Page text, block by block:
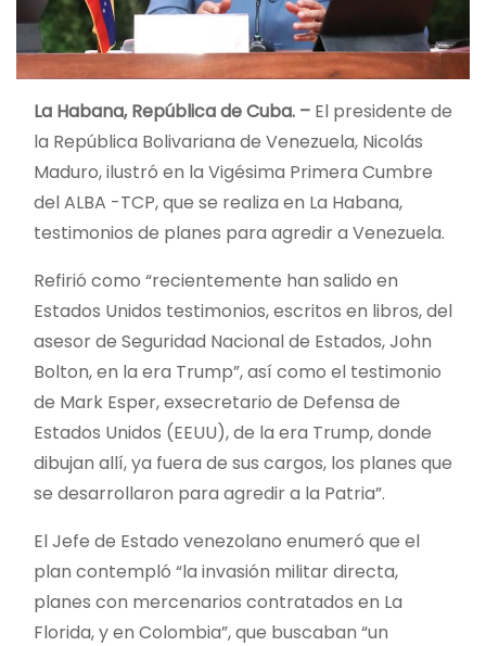
La Habana, República de Cuba. – El presidente de
la República Bolivariana de Venezuela, Nicolás
Maduro, ilustró en la Vigésima Primera Cumbre
del ALBA -TCP, que se realiza en La Habana,
testimonios de planes para agredir a Venezuela.
Refirió como “recientemente han salido en
Estados Unidos testimonios, escritos en libros, del
asesor de Seguridad Nacional de Estados, John
Bolton, en la era Trump”, así como el testimonio
de Mark Esper, exsecretario de Defensa de
Estados Unidos (EEUU), de la era Trump, donde
dibujan allí, ya fuera de sus cargos, los planes que
se desarrollaron para agredir a la Patria”.
El Jefe de Estado venezolano enumeró que el
plan contempló “la invasión militar directa,
planes con mercenarios contratados en La
Florida, y en Colombia”, que buscaban “un